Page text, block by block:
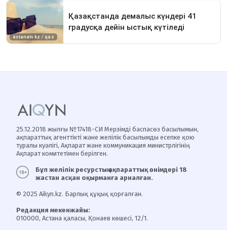
25.12.2018 жылғы №17418-СИ Мерзімді баспасөз басылымын,
ақпараттық агенттікті және желілік басылымды есепке қою
туралы куәлігі, Ақпарат және коммуникация министрлігінің
Ақпарат комитетімен берілген.
Бұл желілік ресурстың ақпараттық өнімдері 18
жастан асқан оқырманға арналған.
© 2025 Aikyn.kz. Барлық құқық қорғалған.
Редакция мекенжайы:
010000, Астана қаласы, Қонаев көшесі, 12/1.